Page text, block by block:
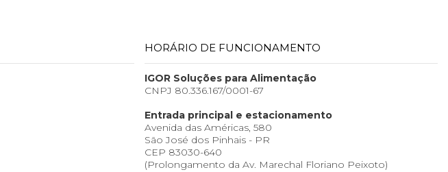
HORÁRIO DE FUNCIONAMENTO
IGOR Soluções para Alimentação
CNPJ 80.336.167/0001-67
Entrada principal e estacionamento
Avenida das Américas, 580
São José dos Pinhais - PR
CEP 83030-640
(Prolongamento da Av. Marechal Floriano Peixoto)